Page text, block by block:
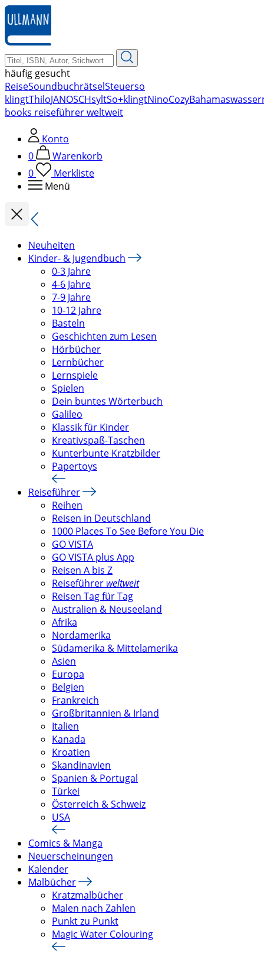
zum
Hauptinhalt
springen
häufig gesucht
ReiseSoundbuchrätselSteuerso
klingtThiloJANOSCHsyltSo+klingtNinoCozyBahamas
books reiseführer weltweit
Konto
0
Warenkorb
0
Merkliste
Menü
Neuheiten
Kinder- & Jugendbuch
0-3 Jahre
4-6 Jahre
7-9 Jahre
10-12 Jahre
Basteln
Geschichten zum Lesen
Hörbücher
Lernbücher
Lernspiele
Spielen
Dein buntes Wörterbuch
Galileo
Klassik für Kinder
Kreativspaß-Taschen
Kunterbunte Kratzbilder
Papertoys
Reiseführer
Reihen
Reisen in Deutschland
1000 Places To See Before You Die
GO VISTA
GO VISTA plus App
Reisen A bis Z
Reiseführer weltweit
Reisen Tag für Tag
Australien & Neuseeland
Afrika
Nordamerika
Südamerika & Mittelamerika
Asien
Europa
Belgien
Frankreich
Großbritannien & Irland
Italien
Kanada
Kroatien
Skandinavien
Spanien & Portugal
Türkei
Österreich & Schweiz
USA
Comics & Manga
Neuerscheinungen
Kalender
Malbücher
Kratzmalbücher
Malen nach Zahlen
Punkt zu Punkt
Magic Water Colouring